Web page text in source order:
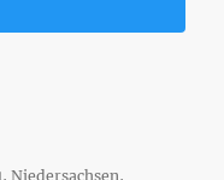
Niedersachsen,